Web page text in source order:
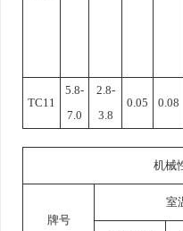
TC11
5.8-
7.0
2.8-
3.8
0.05 0.08
机械
牌号
室